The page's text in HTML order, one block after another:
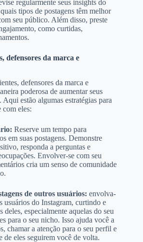
regularmente seus insights do
tipos de postagens têm melhor
seu público. Além disso, preste
como curtidas,
defensores da marca e
defensores da marca e
poderosa de aumentar seus
estão algumas estratégias para
com eles:
Reserve um tempo para
em suas postagens. Demonstre
responda a perguntas e
Envolver-se com seu
cria um senso de comunidade
de outros usuários: envolva-
usuários do Instagram, curtindo e
deles, especialmente aquelas do seu
para o seu nicho. Isso ajuda você a
chamar a atenção para o seu perfil e
de eles seguirem você de volta.